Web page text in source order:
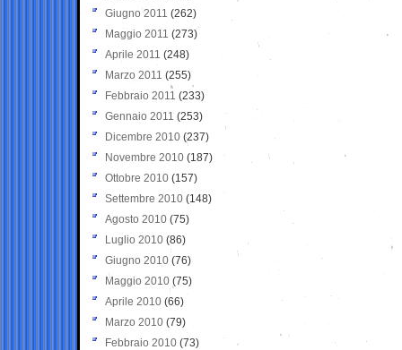
Giugno 2011 (262)
Maggio 2011 (273)
Aprile 2011 (248)
Marzo 2011 (255)
Febbraio 2011 (233)
Gennaio 2011 (253)
Dicembre 2010 (237)
Novembre 2010 (187)
Ottobre 2010 (157)
Settembre 2010 (148)
Agosto 2010 (75)
Luglio 2010 (86)
Giugno 2010 (76)
Maggio 2010 (75)
Aprile 2010 (66)
Marzo 2010 (79)
Febbraio 2010 (73)